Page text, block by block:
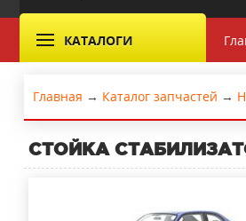
КАТАЛОГИ
Главная → Каталог запчастей →
СТОЙКА